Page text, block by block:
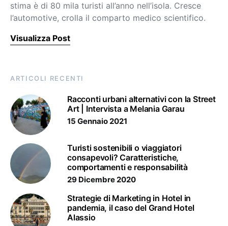
stima è di 80 mila turisti all’anno nell’isola. Cresce
l’automotive, crolla il comparto medico scientifico.
Visualizza Post
ARTICOLI RECENTI
Racconti urbani alternativi con la Street
Art | Intervista a Melania Garau
15 Gennaio 2021
Turisti sostenibili o viaggiatori
consapevoli? Caratteristiche,
comportamenti e responsabilità
29 Dicembre 2020
Strategie di Marketing in Hotel in
pandemia, il caso del Grand Hotel
Alassio